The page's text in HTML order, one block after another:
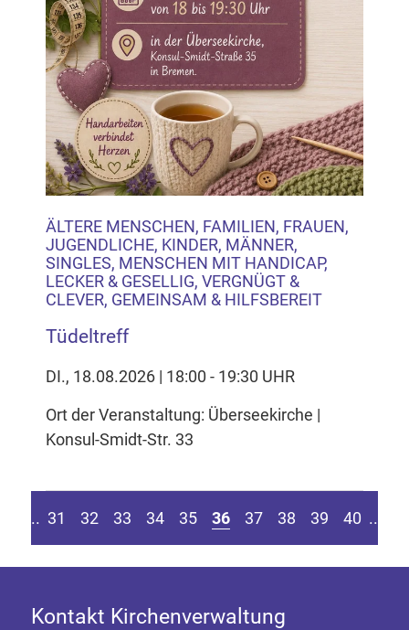
ÄLTERE MENSCHEN, FAMILIEN, FRAUEN,
JUGENDLICHE, KINDER, MÄNNER,
SINGLES, MENSCHEN MIT HANDICAP,
LECKER & GESELLIG, VERGNÜGT &
CLEVER, GEMEINSAM & HILFSBEREIT
Tüdeltreff
DI., 18.08.2026 | 18:00 - 19:30 UHR
Ort der Veranstaltung: Überseekirche |
Konsul-Smidt-Str. 33
springen
vorherigen Seite
.... 31 32 33 34 35 36 37 38 39 40 ....
Kontakt Kirchenverwaltung